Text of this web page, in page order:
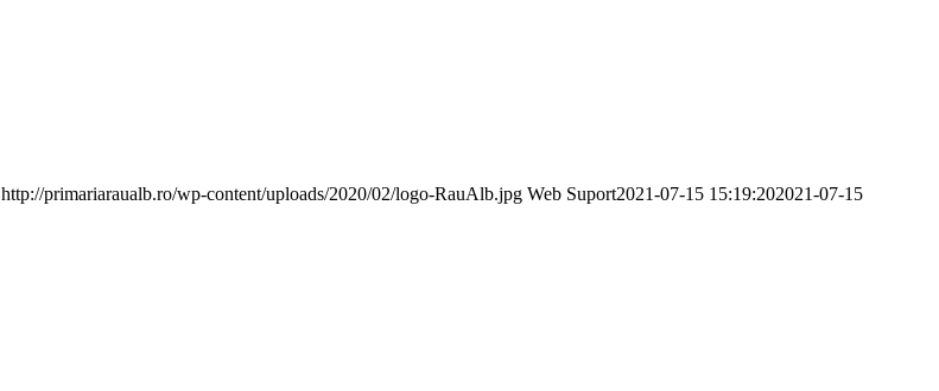
http://primariaraualb.ro/wp-content/uploads/2020/02/logo-RauAlb.jpg Web Suport2021-07-15 15:19:202021-07-15